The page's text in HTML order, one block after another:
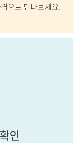
으로 만나보세요.
인